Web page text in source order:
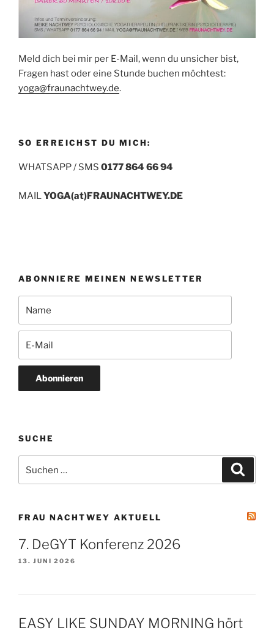
Meld dich bei mir per E-Mail, wenn du unsicher bist,
Fragen hast oder eine Stunde buchen möchtest:
yoga@fraunachtwey.de.
SO ERREICHST DU MICH:
WHATSAPP / SMS 0177 864 66 94
MAIL YOGA(at)FRAUNACHTWEY.DE
ABONNIERE MEINEN NEWSLETTER
Abonnieren
SUCHE
nach:
FRAU NACHTWEY AKTUELL
7. DeGYT Konferenz 2026
13. JUNI 2026
EASY LIKE SUNDAY MORNING hört